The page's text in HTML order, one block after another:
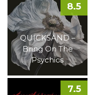
QUICKSAND –
Bring On The
Psychics
8.5
7.5